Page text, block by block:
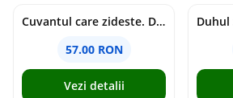
Cuvantul care zideste. Dialoguri - Vartan Arachelian
57.00 RON
Vezi detalii